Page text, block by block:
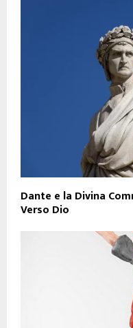
Dante e la Divina
Verso Dio